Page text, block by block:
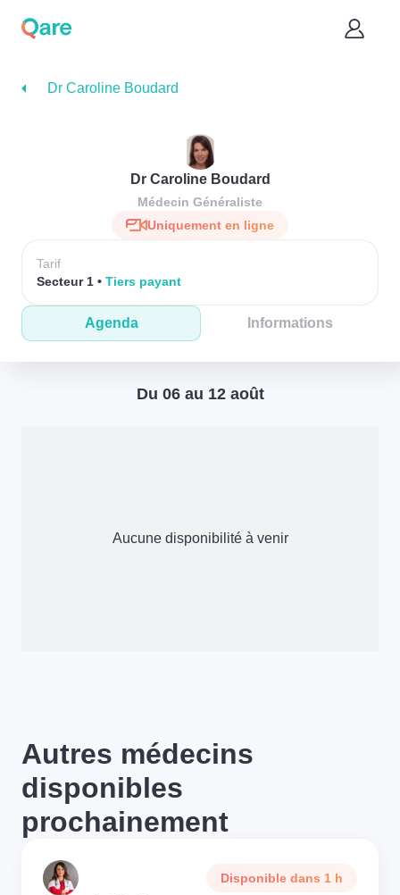
Dr Caroline Boudard
Dr Caroline Boudard
Médecin Généraliste
Uniquement en ligne
Tarif
Secteur 1
Tiers payant
Agenda Informations
Du 06 au 12 août
Aucune disponibilité à venir
Autres médecins
disponibles
prochainement
Disponible dans 1 h